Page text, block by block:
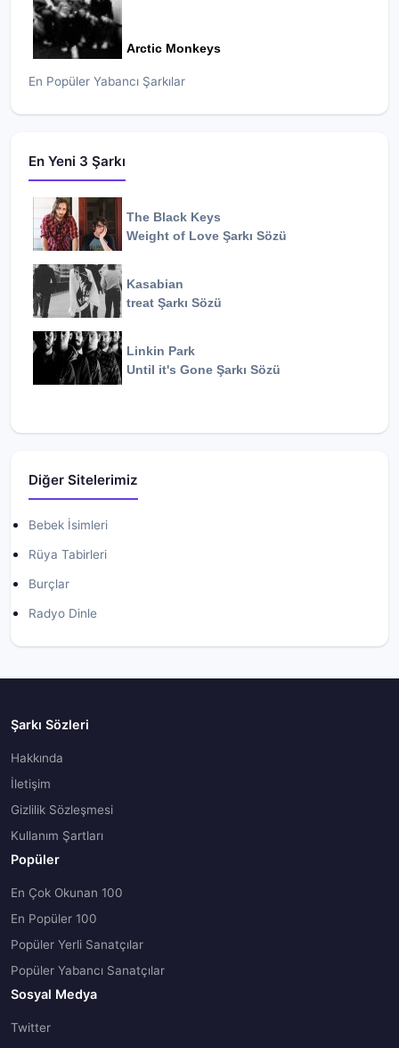
Arctic Monkeys
En Popüler Yabancı Şarkılar
En Yeni 3 Şarkı
The Black Keys
Weight of Love Şarkı Sözü
Kasabian
treat Şarkı Sözü
Linkin Park
Until it's Gone Şarkı Sözü
Diğer Sitelerimiz
Bebek İsimleri
Rüya Tabirleri
Burçlar
Radyo Dinle
Şarkı Sözleri
Hakkında
İletişim
Gizlilik Sözleşmesi
Kullanım Şartları
Popüler
En Çok Okunan 100
En Popüler 100
Popüler Yerli Sanatçılar
Popüler Yabancı Sanatçılar
Sosyal Medya
Twitter